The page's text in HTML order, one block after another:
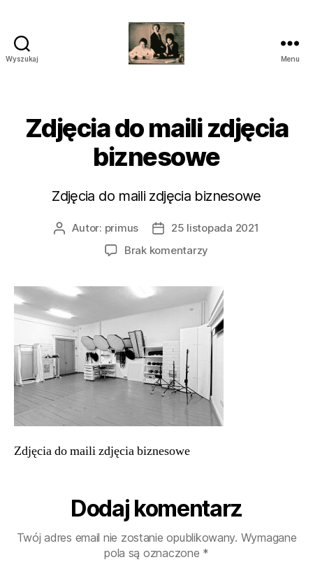
Wyszukaj
śródmieście
piaseczno
Menu
Zdjęcia do maili zdjęcia
biznesowe
Zdjęcia do maili zdjęcia biznesowe
AutorAutor: primus
Data
wpisu
25 listopada 2021
Brak komentarzy
maili
zdjęcia
biznesowe
Zdjęcia do maili zdjęcia biznesowe
Dodaj komentarz
Twój adres email nie zostanie opublikowany. Wymagane
pola są oznaczone *